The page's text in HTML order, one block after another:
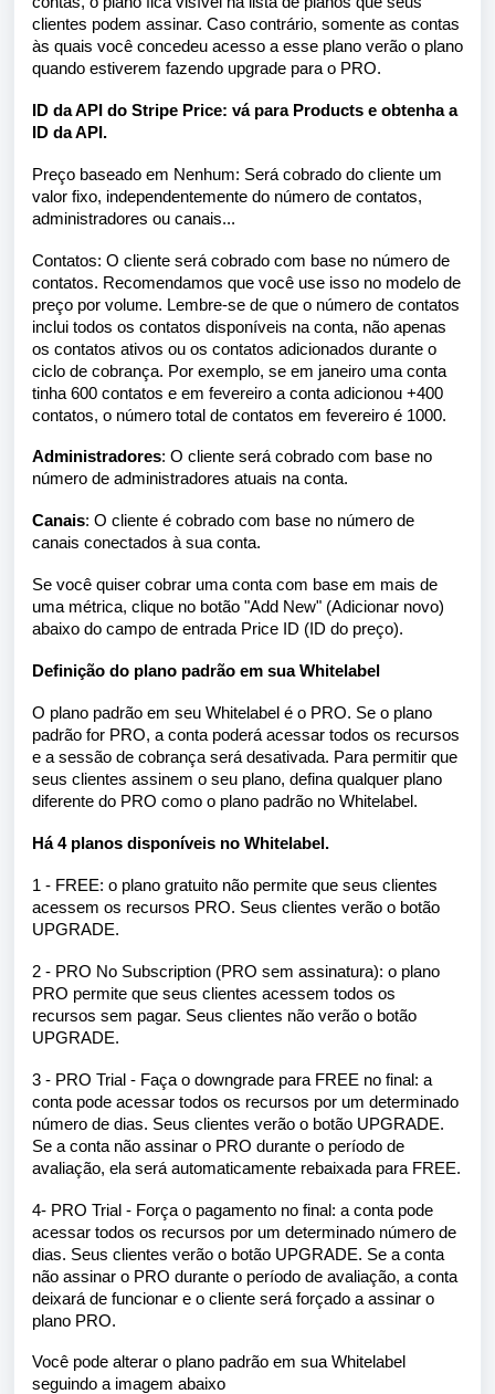
clientes podem assinar. Caso contrário, somente as contas
às quais você concedeu acesso a esse plano verão o plano
quando estiverem fazendo upgrade para o PRO.
ID da API do Stripe Price: vá paraProducts e obtenha a
ID da API.
Preço baseado em Nenhum: Será cobrado do cliente um
valor fixo, independentemente do número de contatos,
administradores ou canais...
Contatos: O cliente será cobrado com base no número de
contatos. Recomendamos que você use isso no modelo de
preço por volume. Lembre-se de que o número de contatos
inclui todos os contatos disponíveis na conta, não apenas
os contatos ativos ou os contatos adicionados durante o
ciclo de cobrança. Por exemplo, se em janeiro uma conta
tinha 600 contatos e em fevereiro a conta adicionou +400
contatos, o número total de contatos em fevereiro é 1000.
Administradores: O cliente será cobrado com base no
número de administradores atuais na conta.
Canais: O cliente é cobrado com base no número de
canais conectados à sua conta.
Se você quiser cobrar uma conta com base em mais de
uma métrica, clique no botão "Add New" (Adicionar novo)
abaixo do campo de entrada Price ID (ID do preço).
Definição do plano padrão em sua Whitelabel
O plano padrão em seu Whitelabel é o PRO. Se o plano
padrão for PRO, a conta poderá acessar todos os recursos
e a sessão de cobrança será desativada. Para permitir que
seus clientes assinem o seu plano, defina qualquer plano
diferente do PRO como o plano padrão no Whitelabel.
Há 4 planos disponíveis no Whitelabel.
1 - FREE: o plano gratuito não permite que seus clientes
acessem os recursos PRO. Seus clientes verão o botão
UPGRADE.
2 - PRO No Subscription (PRO sem assinatura): o plano
PRO permite que seus clientes acessem todos os
recursos sem pagar. Seus clientes não verão o botão
UPGRADE.
3 - PRO Trial - Faça o downgrade para FREE no final: a
conta pode acessar todos os recursos por um determinado
número de dias. Seus clientes verão o botão UPGRADE.
Se a conta não assinar o PRO durante o período de
avaliação, ela será automaticamente rebaixada para FREE.
4- PRO Trial - Força o pagamento no final: a conta pode
acessar todos os recursos por um determinado número de
dias. Seus clientes verão o botão UPGRADE. Se a conta
não assinar o PRO durante o período de avaliação, a conta
deixará de funcionar e o cliente será forçado a assinar o
plano PRO.
Você pode alterar o plano padrão em sua Whitelabel
seguindo a imagem abaixo